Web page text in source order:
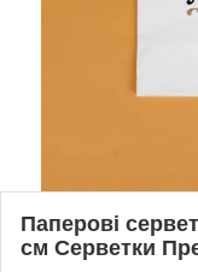
Паперові
см Серветки